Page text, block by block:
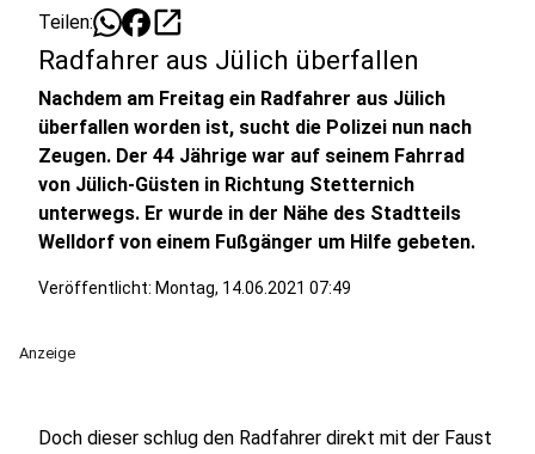
Teilen: open_in_new
Radfahrer aus Jülich überfallen
Nachdem am Freitag ein Radfahrer aus Jülich
überfallen worden ist, sucht die Polizei nun nach
Zeugen. Der 44 Jährige war auf seinem Fahrrad
von Jülich-Güsten in Richtung Stetternich
unterwegs. Er wurde in der Nähe des Stadtteils
Welldorf von einem Fußgänger um Hilfe gebeten.
Veröffentlicht: Montag, 14.06.2021 07:49
Anzeige
Doch dieser schlug den Radfahrer direkt mit der Faust